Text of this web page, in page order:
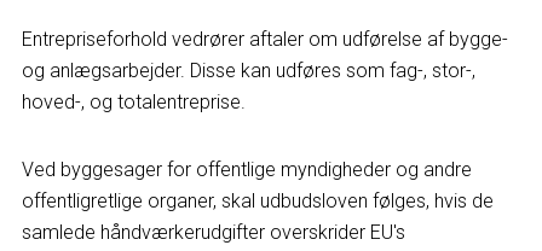
Entrepriseforhold vedrører aftaler om udførelse af bygge-
og anlægsarbejder. Disse kan udføres som fag-, stor-,
hoved-, og totalentreprise.
Ved byggesager for offentlige myndigheder og andre
offentligretlige organer, skal udbudsloven følges, hvis de
samlede håndværkerudgifter overskrider EU's